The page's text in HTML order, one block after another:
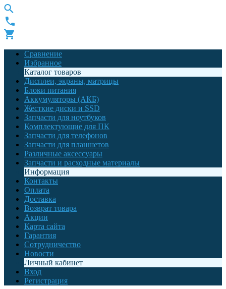
Сравнение
Избранное
Каталог товаров
Дисплеи, экраны, матрицы
Блоки питания
Аккумуляторы (АКБ)
Жесткие диски и SSD
Запчасти для ноутбуков
Комплектующие для ПК
Запчасти для телефонов
Запчасти для планшетов
Различные аксессуары
Запчасти и расходные материалы
Информация
Контакты
Оплата
Доставка
Возврат товара
Акции
Карта сайта
Гарантия
Сотрудничество
Новости
Личный кабинет
Вход
Регистрация